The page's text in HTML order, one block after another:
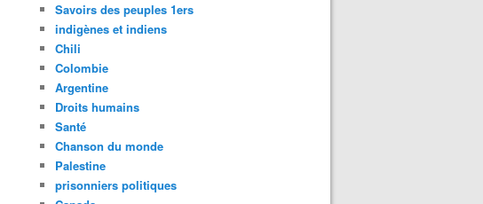
Savoirs des peuples 1ers
indigènes et indiens
Chili
Colombie
Argentine
Droits humains
Santé
Chanson du monde
Palestine
prisonniers politiques